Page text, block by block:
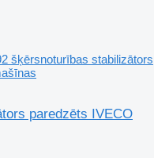
šķērsnoturības stabilizātors
paredzēts IVECO